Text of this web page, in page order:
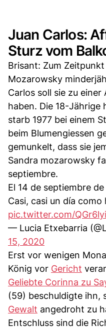
Juan Carlos:
Sturz vom
Brisant: Zum
Mozarowsky
Carlos soll sie zu
haben. Die 18-Jährige
starb 1977 bei einem
beim Blumengiessen
gemunkelt, dass sie
Sandra mozarowsky
septiembre.
El 14 de septiembre de
Casi, casi un día como
pic.twitter.com/
— Lucia Etxebarria
15, 2020
Erst vor wenigen
König vor Gericht
Geliebte Corinna zu
(59) beschuldigte ihn,
Gewalt angedroht zu
Entschluss sind die